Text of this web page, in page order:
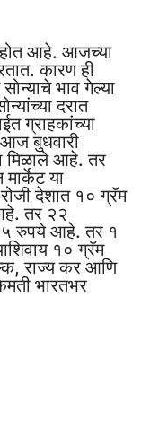
होत आहे. आजच्या
कारण ही
भाव गेल्या
दरात
ग्राहकांच्या
बुधवारी
मिळाले आहे. तर
या
देशात १० ग्रॅम
तर २२
रुपये आहे. तर १
१० ग्रॅम
राज्य कर आणि
भारतभर